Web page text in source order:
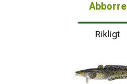
Abborre
Rikligt